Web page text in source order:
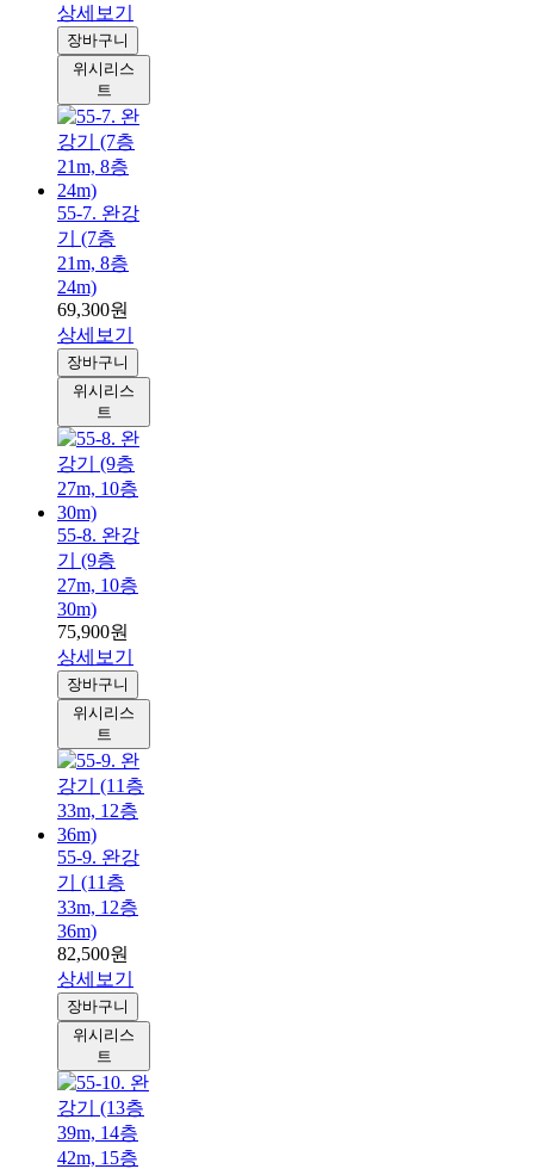
상세보기
장바구니
위시리스
트
55-7. 완강
기 (7층
21m, 8층
24m)
69,300원
상세보기
장바구니
위시리스
트
55-8. 완강
기 (9층
27m, 10층
30m)
75,900원
상세보기
장바구니
위시리스
트
55-9. 완강
기 (11층
33m, 12층
36m)
82,500원
상세보기
장바구니
위시리스
트